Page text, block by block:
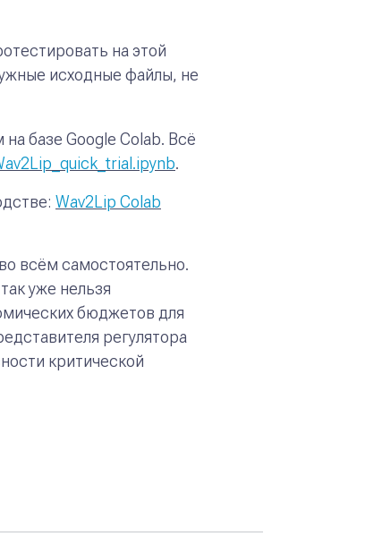
на этой
исходные файлы, не
базе Google Colab. Всё
.
Wav2Lip Colab
всём самостоятельно.
уже нельзя
бюджетов для
регулятора
критической